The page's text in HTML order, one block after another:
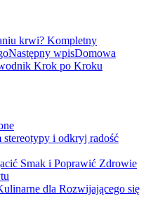
krwi? Kompletny
Następny wpisDomowa
Krok po Kroku
stereotypy i odkryj radość
Smak i Poprawić Zdrowie
dla Rozwijającego się